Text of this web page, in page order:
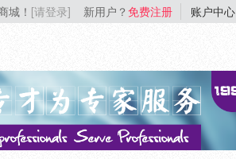
城！ [请登录] 新用户？ 免费注册 账户中心